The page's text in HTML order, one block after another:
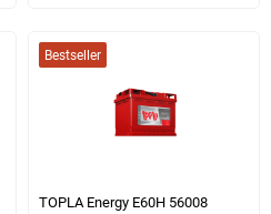
Bestseller
TOPLA Energy E60H 56008